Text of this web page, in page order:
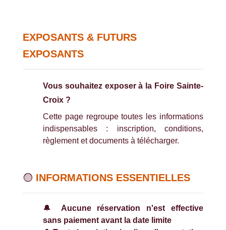
EXPOSANTS & FUTURS
EXPOSANTS
Vous souhaitez exposer à la Foire Sainte-
Croix ?
Cette page regroupe toutes les informations
indispensables : inscription, conditions,
règlement et documents à télécharger.
🟡 INFORMATIONS ESSENTIELLES
🔔 Aucune réservation n'est effective
sans paiement avant la date limite